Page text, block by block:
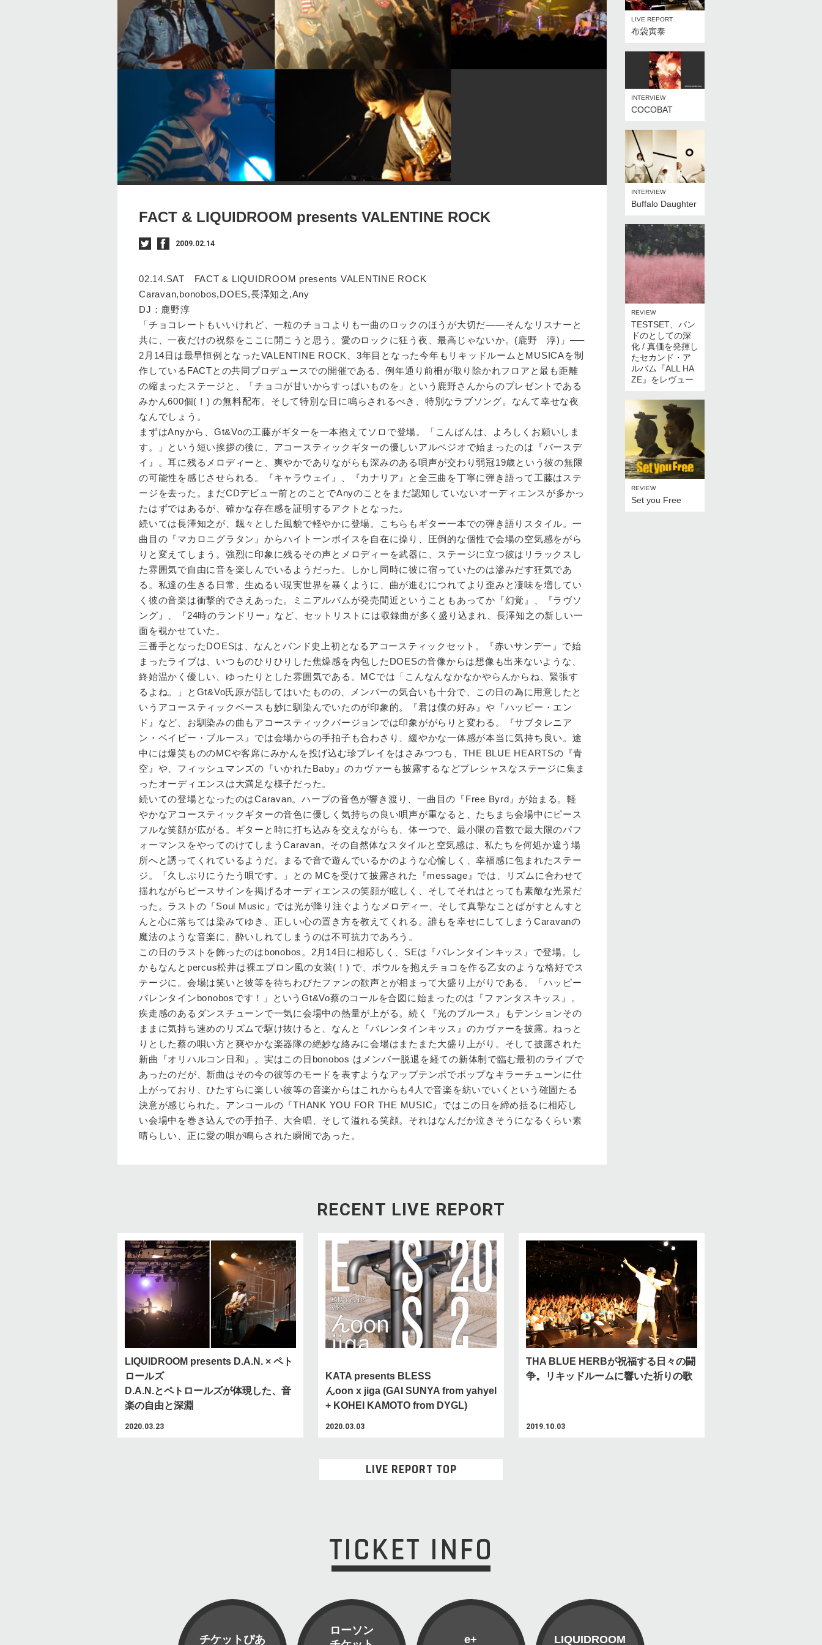
FACT & LIQUIDROOM presents VALENTINE ROCK
2009.02.14
02.14.SAT FACT & LIQUIDROOM presents VALENTINE ROCK
Caravan,bonobos,DOES,長澤知之,Any
DJ：鹿野淳
「チョコレートもいいけれど、一粒のチョコよりも一曲のロックのほうが大切だ――そんなリスナーと
共に、一夜だけの祝祭をここに開こうと思う。愛のロックに狂う夜、最高じゃないか。(鹿野 淳)」—–
2月14日は最早恒例となったVALENTINE ROCK、3年目となった今年もリキッドルームとMUSICAを制
作しているFACTとの共同プロデュースでの開催である。例年通り前柵が取り除かれフロアと最も距離
の縮まったステージと、「チョコが甘いからすっぱいものを」という鹿野さんからのプレゼントである
みかん600個(！) の無料配布。そして特別な日に鳴らされるべき、特別なラブソング。なんて幸せな夜
なんでしょう。
まずはAnyから、Gt&Voの工藤がギターを一本抱えてソロで登場。「こんばんは、よろしくお願いしま
す。」という短い挨拶の後に、アコースティックギターの優しいアルペジオで始まったのは『バースデ
イ』。耳に残るメロディーと、爽やかでありながらも深みのある唄声が交わり弱冠19歳という彼の無限
の可能性を感じさせられる。『キャラウェイ』、『カナリア』と全三曲を丁寧に弾き語って工藤はステ
ージを去った。まだCDデビュー前とのことでAnyのことをまだ認知していないオーディエンスが多かっ
たはずではあるが、確かな存在感を証明するアクトとなった。
続いては長澤知之が、飄々とした風貌で軽やかに登場。こちらもギター一本での弾き語りスタイル。一
曲目の『マカロニグラタン』からハイトーンボイスを自在に操り、圧倒的な個性で会場の空気感をがら
りと変えてしまう。強烈に印象に残るその声とメロディーを武器に、ステージに立つ彼はリラックスし
た雰囲気で自由に音を楽しんでいるようだった。しかし同時に彼に宿っていたのは滲みだす狂気であ
る。私達の生きる日常、生ぬるい現実世界を暴くように、曲が進むにつれてより歪みと凄味を増してい
く彼の音楽は衝撃的でさえあった。ミニアルバムが発売間近ということもあってか『幻覚』、『ラヴソ
ング』、『24時のランドリー』など、セットリストには収録曲が多く盛り込まれ、長澤知之の新しい一
面を覗かせていた。
三番手となったDOESは、なんとバンド史上初となるアコースティックセット。『赤いサンデー』で始
まったライブは、いつものひりひりした焦燥感を内包したDOESの音像からは想像も出来ないような、
終始温かく優しい、ゆったりとした雰囲気である。MCでは「こんなんなかなかやらんからね、緊張す
るよね。」とGt&Vo氏原が話してはいたものの、メンバーの気合いも十分で、この日の為に用意したと
いうアコースティックベースも妙に馴染んでいたのが印象的。『君は僕の好み』や『ハッピー・エン
ド』など、お馴染みの曲もアコースティックバージョンでは印象ががらりと変わる。『サブタレニア
ン・ベイビー・ブルース』では会場からの手拍子も合わさり、緩やかな一体感が本当に気持ち良い。途
中には爆笑もののMCや客席にみかんを投げ込む珍プレイをはさみつつも、THE BLUE HEARTSの『青
空』や、フィッシュマンズの『いかれたBaby』のカヴァーも披露するなどプレシャスなステージに集ま
ったオーディエンスは大満足な様子だった。
続いての登場となったのはCaravan。ハープの音色が響き渡り、一曲目の『Free Byrd』が始まる。軽
やかなアコースティックギターの音色に優しく気持ちの良い唄声が重なると、たちまち会場中にピース
フルな笑顔が広がる。ギターと時に打ち込みを交えながらも、体一つで、最小限の音数で最大限のパフ
ォーマンスをやってのけてしまうCaravan。その自然体なスタイルと空気感は、私たちを何処か違う場
所へと誘ってくれているようだ。まるで音で遊んでいるかのような心愉しく、幸福感に包まれたステー
ジ。「久しぶりにうたう唄です。」との MCを受けて披露された『message』では、リズムに合わせて
揺れながらピースサインを掲げるオーディエンスの笑顔が眩しく、そしてそれはとっても素敵な光景だ
った。ラストの『Soul Music』では光が降り注ぐようなメロディー、そして真摯なことばがすとんすと
んと心に落ちては染みてゆき、正しい心の置き方を教えてくれる。誰もを幸せにしてしまうCaravanの
魔法のような音楽に、酔いしれてしまうのは不可抗力であろう。
この日のラストを飾ったのはbonobos。2月14日に相応しく、SEは『バレンタインキッス』で登場。し
かもなんとpercus松井は裸エプロン風の女装(！) で、ボウルを抱えチョコを作る乙女のような格好でス
テージに。会場は笑いと彼等を待ちわびたファンの歓声とが相まって大盛り上がりである。「ハッピー
バレンタインbonobosです！」というGt&Vo蔡のコールを合図に始まったのは『ファンタスキッス』。
疾走感のあるダンスチューンで一気に会場中の熱量が上がる。続く『光のブルース』もテンションその
ままに気持ち速めのリズムで駆け抜けると、なんと『バレンタインキッス』のカヴァーを披露。ねっと
りとした蔡の唄い方と爽やかな楽器隊の絶妙な絡みに会場はまたまた大盛り上がり。そして披露された
新曲『オリハルコン日和』。実はこの日bonobos はメンバー脱退を経ての新体制で臨む最初のライブで
あったのだが、新曲はその今の彼等のモードを表すようなアップテンポでポップなキラーチューンに仕
上がっており、ひたすらに楽しい彼等の音楽からはこれからも4人で音楽を紡いでいくという確固たる
決意が感じられた。アンコールの『THANK YOU FOR THE MUSIC』ではこの日を締め括るに相応し
い会場中を巻き込んでの手拍子、大合唱、そして溢れる笑顔。それはなんだか泣きそうになるくらい素
晴らしい、正に愛の唄が鳴らされた瞬間であった。
LIVE REPORT
布袋寅泰
INTERVIEW
COCOBAT
INTERVIEW
Buffalo Daughter
REVIEW
TESTSET、バン
ドのとしての深
化 / 真価を発揮し
たセカンド・ア
ルバム『ALL HA
ZE』をレヴュー
REVIEW
Set you Free
RECENT LIVE REPORT
LIQUIDROOM presents D.A.N. × ペト
ロールズ
D.A.N.とペトロールズが体現した、音
楽の自由と深淵
2020.03.23
KATA presents BLESS
んoon x jiga (GAI SUNYA from yahyel
+ KOHEI KAMOTO from DYGL)
2020.03.03
THA BLUE HERBが祝福する日々の闘
争。リキッドルームに響いた祈りの歌
2019.10.03
LIVE REPORT TOP
TICKET INFO
チケットぴあ
ローソン
e+ LIQUIDROOM